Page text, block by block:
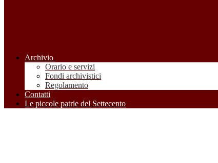
Archivio
Orario e servizi
Fondi archivistici
Regolamento
Contatti
Le piccole patrie del Settecento